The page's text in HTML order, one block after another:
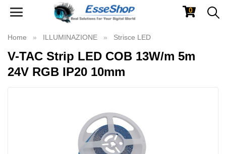
Toggle
0
Home ILLUMINAZIONE Strisce LED
V-TAC Strip LED COB 13W/m 5m
24V RGB IP20 10mm